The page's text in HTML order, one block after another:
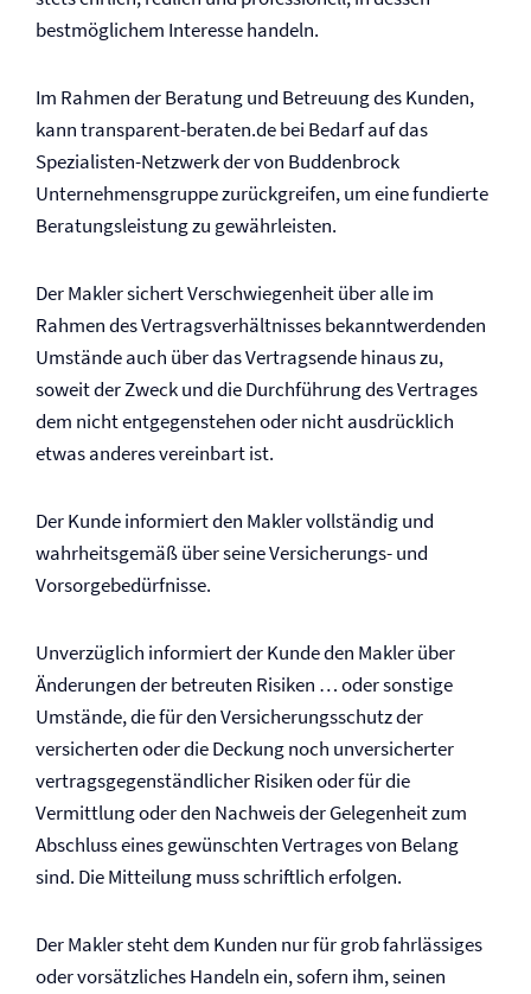
bestmöglichem Interesse handeln.
Im Rahmen der Beratung und Betreuung des Kunden,
kann transparent-beraten.de bei Bedarf auf das
Spezialisten-Netzwerk der von Buddenbrock
Unternehmensgruppe zurückgreifen, um eine fundierte
Beratungsleistung zu gewährleisten.
Der Makler sichert Verschwiegenheit über alle im
Rahmen des Vertragsverhältnisses bekanntwerdenden
Umstände auch über das Vertragsende hinaus zu,
soweit der Zweck und die Durchführung des Vertrages
dem nicht entgegenstehen oder nicht ausdrücklich
etwas anderes vereinbart ist.
Der Kunde informiert den Makler vollständig und
wahrheitsgemäß über seine Versicherungs- und
Vorsorgebedürfnisse.
Unverzüglich informiert der Kunde den Makler über
Änderungen der betreuten Risiken … oder sonstige
Umstände, die für den Versicherungsschutz der
versicherten oder die Deckung noch unversicherter
vertragsgegenständlicher Risiken oder für die
Vermittlung oder den Nachweis der Gelegenheit zum
Abschluss eines gewünschten Vertrages von Belang
sind. Die Mitteilung muss schriftlich erfolgen.
Der Makler steht dem Kunden nur für grob fahrlässiges
oder vorsätzliches Handeln ein, sofern ihm, seinen